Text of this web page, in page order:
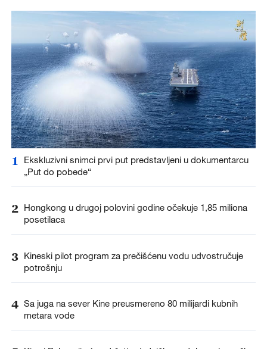
1
Ekskluzivni snimci prvi put predstavljeni u dokumentarcu
„Put do pobede“
2 Hongkong u drugoj polovini godine očekuje 1,85 miliona
posetilaca
3 Kineski pilot program za prečišćenu vodu udvostručuje
potrošnju
4 Sa juga na sever Kine preusmereno 80 milijardi kubnih
metara vode